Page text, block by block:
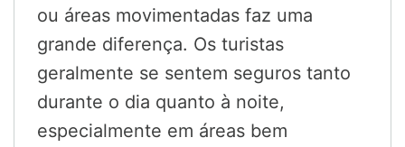
ou áreas movimentadas faz uma
grande diferença. Os turistas
geralmente se sentem seguros tanto
durante o dia quanto à noite,
especialmente em áreas bem